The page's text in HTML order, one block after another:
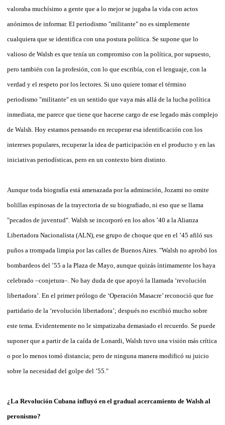
valoraba muchísimo a gente que a lo mejor se jugaba la vida con actos
anónimos de informar. El periodismo "militante" no es simplemente
cualquiera que se identifica con una postura política. Se supone que lo
valioso de Walsh es que tenía un compromiso con la política, por supuesto,
pero también con la profesión, con lo que escribía, con el lenguaje, con la
verdad y el respeto por los lectores. Si uno quiere tomar el término
periodismo "militante" en un sentido que vaya más allá de la lucha política
inmediata, me parece que tiene que hacerse cargo de ese legado más complejo
de Walsh. Hoy estamos pensando en recuperar esa identificación con los
intereses populares, recuperar la idea de participación en el producto y en las
iniciativas periodísticas, pero en un contexto bien distinto.
Aunque toda biografía está amenazada por la admiración, Jozami no omite
bolillas espinosas de la trayectoria de su biografiado, ni eso que se llama
"pecados de juventud". Walsh se incorporó en los años ’40 a la Alianza
Libertadora Nacionalista (ALN), ese grupo de choque que en el ’45 afiló sus
puños a trompada limpia por las calles de Buenos Aires. "Walsh no aprobó los
bombardeos del ’55 a la Plaza de Mayo, aunque quizás íntimamente los haya
celebrado –conjetura–. No hay duda de que apoyó la llamada ‘revolución
libertadora’. En el primer prólogo de ‘Operación Masacre’ reconoció que fue
partidario de la ‘revolución libertadora’; después no escribió mucho sobre
este tema. Evidentemente no le simpatizaba demasiado el recuerdo. Se puede
suponer que a partir de la caída de Lonardi, Walsh tuvo una visión más crítica
o por lo menos tomó distancia; pero de ninguna manera modificó su juicio
sobre la necesidad del golpe del ’55."
¿La Revolución Cubana influyó en el gradual acercamiento de Walsh al
peronismo?